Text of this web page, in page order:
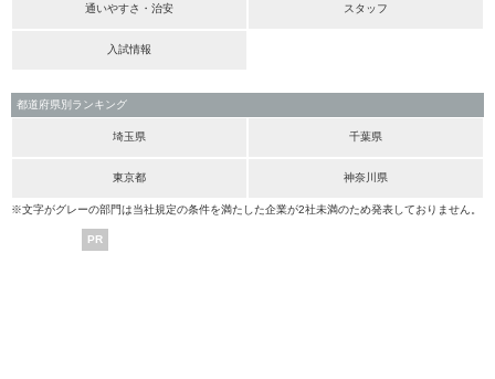
通いやすさ・治安 スタッフ
入試情報
都道府県別ランキング
埼玉県 千葉県
東京都 神奈川県
※文字がグレーの部門は当社規定の条件を満たした企業が2社未満のため発表しておりません。
PR